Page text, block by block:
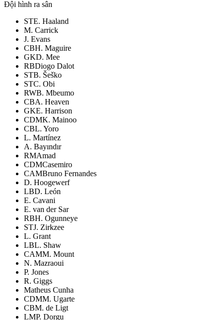
Đội hình ra sân
STE. Haaland
M. Carrick
J. Evans
CBH. Maguire
GKD. Mee
RBDiogo Dalot
STB. Šeško
STC. Obi
RWB. Mbeumo
CBA. Heaven
GKE. Harrison
CDMK. Mainoo
CBL. Yoro
L. Martínez
A. Bayındır
RMAmad
CDMCasemiro
CAMBruno Fernandes
D. Hoogewerf
LBD. León
E. Cavani
E. van der Sar
RBH. Ogunneye
STJ. Zirkzee
L. Grant
LBL. Shaw
CAMM. Mount
N. Mazraoui
P. Jones
R. Giggs
Matheus Cunha
CDMM. Ugarte
CBM. de Ligt
LMP. Dorgu